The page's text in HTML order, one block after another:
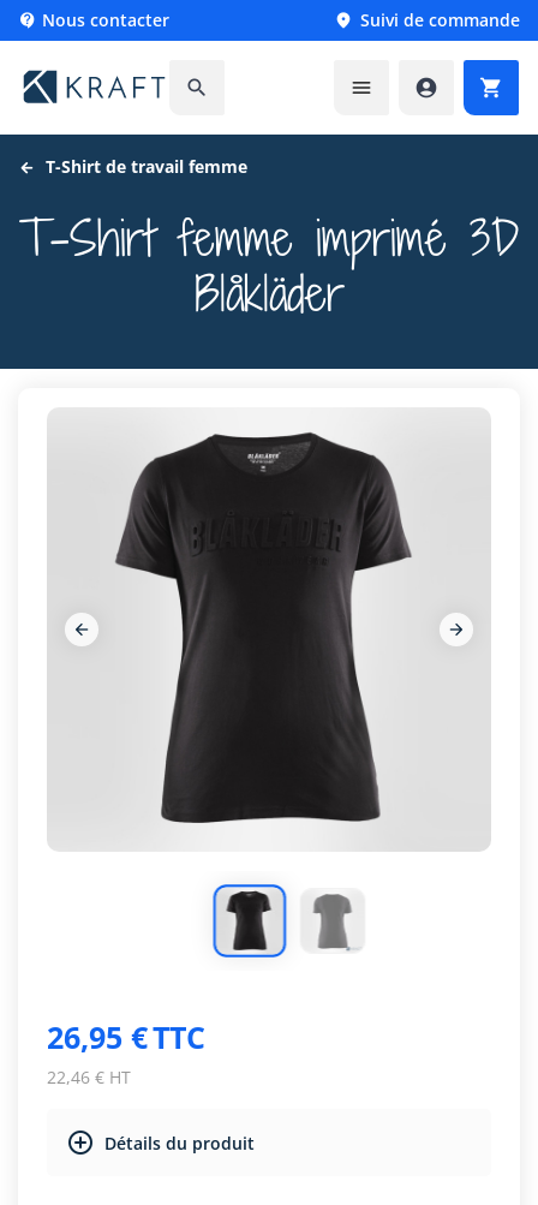
 Nous contacter  Suivi de commande
   
T-Shirt de travail femme
T-Shirt femme imprimé 3D
Blåkläder
 
 
26,95 €TTC
22,46 € HT
Détails du produit